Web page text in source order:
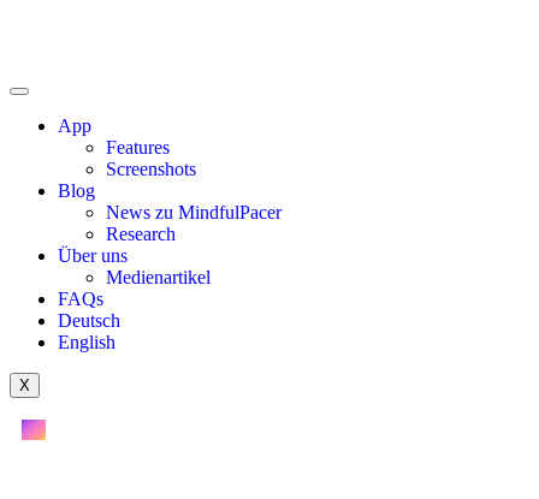
App
Features
Screenshots
Blog
News zu MindfulPacer
Research
Über uns
Medienartikel
FAQs
Deutsch
English
X